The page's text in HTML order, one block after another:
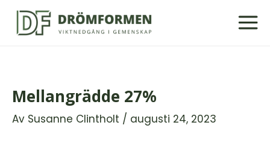
Hoppa
Mellangrädde 27%
Av Susanne Clintholt / augusti 24, 2023